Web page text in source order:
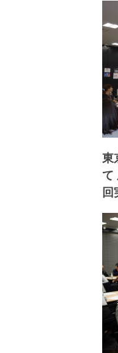
東
て
回